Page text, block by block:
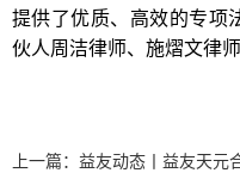
提供了优质、高效的专项
伙人周洁律师、施熠文律
上一篇： 益友动态丨益友天元